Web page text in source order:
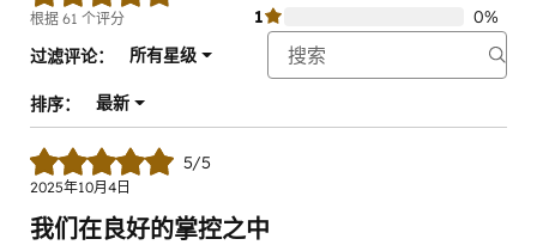
根据 61 个评分
1
0%
过滤评论：
所有星级
排序： 最新
5/5
2025年10月4日
我们在良好的掌控之中